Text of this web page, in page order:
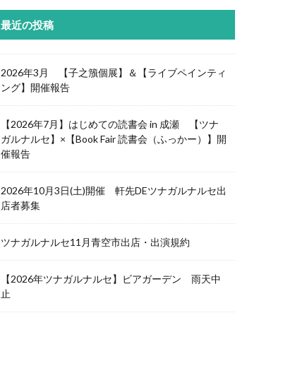
最近の投稿
2026年3月 【子之籏個展】＆【ライブペインティ
ング】開催報告
【2026年7月】はじめての読書会 in 成瀬 【ツナ
ガルナルセ】×【Book Fair 読書会（ふっかー）】開
催報告
2026年10月3日(土)開催 軒先DEツナガルナルセ出
店者募集
ツナガルナルセ11月青空市出店・出演規約
【2026年ツナガルナルセ】ビアガーデン 雨天中
止